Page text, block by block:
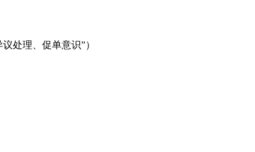
处理、促单意识”）